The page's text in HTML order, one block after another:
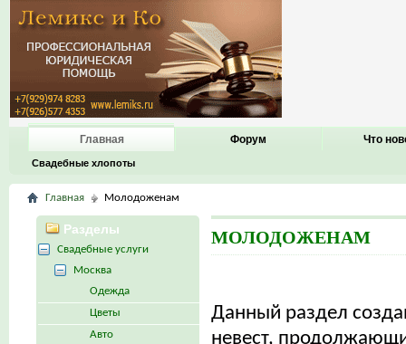
Главная
Свадебные хлопоты
Форум Что
Главная Молодоженам
МОЛОДОЖЕНАМ
Данный раздел
невест,
Разделы
Свадебные услуги
Москва
Одежда
Цветы
Авто